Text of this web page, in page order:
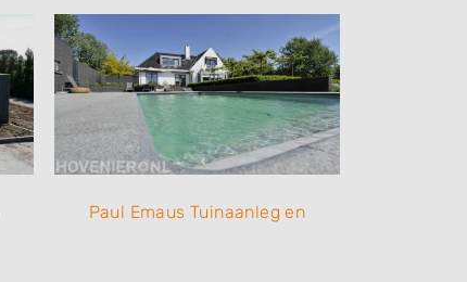
Paul Emaus Tuinaanleg en